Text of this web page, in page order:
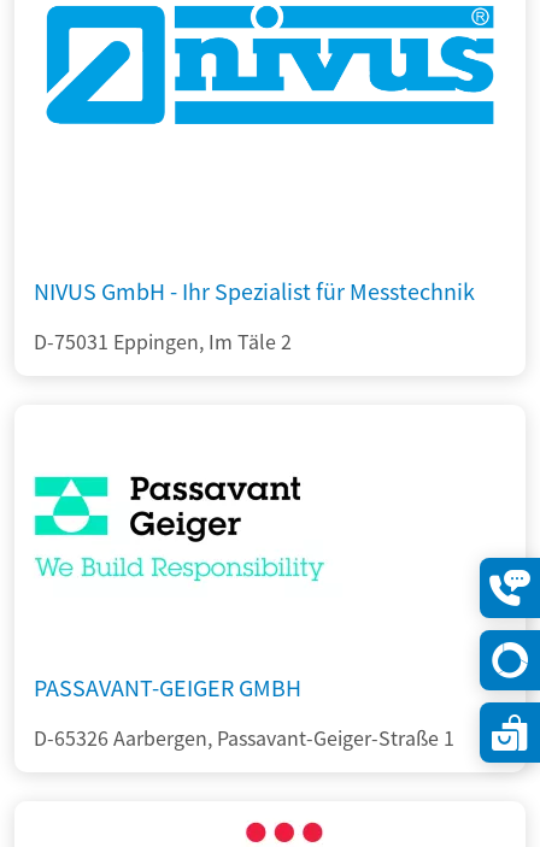
NIVUS GmbH - Ihr Spezialist für Messtechnik
D-75031 Eppingen, Im Täle 2
PASSAVANT-GEIGER GMBH
D-65326 Aarbergen, Passavant-Geiger-Straße 1